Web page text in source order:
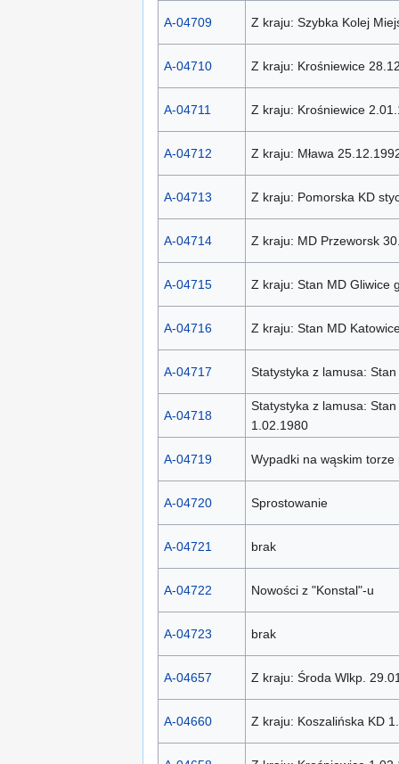
A-04709 Z kraju: Szybka Kolej
A-04710 Z kraju: Krośniewice
A-04711 Z kraju: Krośniewice
A-04712 Z kraju: Mława
A-04713 Z kraju: Pomorska KD
A-04714 Z kraju: MD Przeworsk
A-04715 Z kraju: Stan MD Gliwice
A-04716 Z kraju: Stan MD
A-04717 Statystyka z lamusa:
A-04718
Statystyka z lamusa:
1.02.1980
A-04719 Wypadki na wąskim
A-04720 Sprostowanie
A-04721 brak
A-04722 Nowości z "Konstal"-u
A-04723 brak
A-04657 Z kraju: Środa Wlkp.
A-04660 Z kraju: Koszalińska KD